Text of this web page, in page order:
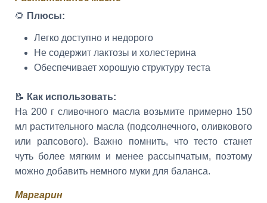
🌻 Плюсы:
Легко доступно и недорого
Не содержит лактозы и холестерина
Обеспечивает хорошую структуру теста
📝 Как использовать:
На 200 г сливочного масла возьмите примерно 150
мл растительного масла (подсолнечного, оливкового
или рапсового). Важно помнить, что тесто станет
чуть более мягким и менее рассыпчатым, поэтому
можно добавить немного муки для баланса.
Маргарин